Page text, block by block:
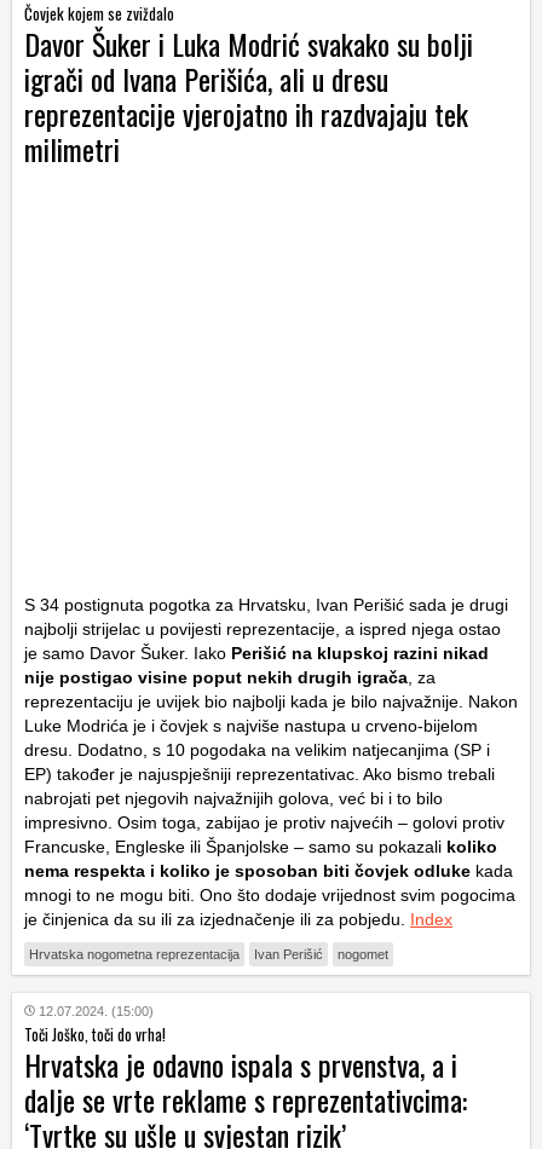
Čovjek kojem se zviždalo
Davor Šuker i Luka Modrić svakako su bolji
igrači od Ivana Perišića, ali u dresu
reprezentacije vjerojatno ih razdvajaju tek
milimetri
S 34 postignuta pogotka za Hrvatsku, Ivan Perišić sada je drugi
najbolji strijelac u povijesti reprezentacije, a ispred njega ostao
je samo Davor Šuker. Iako Perišić na klupskoj razini nikad
nije postigao visine poput nekih drugih igrača , za
reprezentaciju je uvijek bio najbolji kada je bilo najvažnije. Nakon
Luke Modrića je i čovjek s najviše nastupa u crveno-bijelom
dresu. Dodatno, s 10 pogodaka na velikim natjecanjima (SP i
EP) također je najuspješniji reprezentativac. Ako bismo trebali
nabrojati pet njegovih najvažnijih golova, već bi i to bilo
impresivno. Osim toga, zabijao je protiv najvećih – golovi protiv
Francuske, Engleske ili Španjolske – samo su pokazali koliko
nema respekta i koliko je sposoban biti čovjek odluke kada
mnogi to ne mogu biti. Ono što dodaje vrijednost svim pogocima
je činjenica da su ili za izjednačenje ili za pobjedu. Index
Hrvatska nogometna reprezentacija Ivan Perišić nogomet
12.07.2024. (15:00)
Toči Joško, toči do vrha!
Hrvatska je odavno ispala s prvenstva, a i
dalje se vrte reklame s reprezentativcima:
‘Tvrtke su ušle u svjestan rizik’